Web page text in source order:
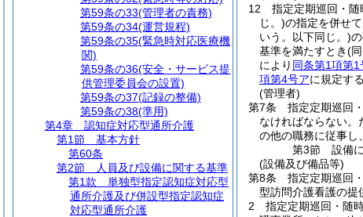
12
指定定期巡回・
じ。)の指定を併せ
いう。以下同じ。)
基準を満たすとき(
により 同条第1項第1
項第4号アに規定す
(管理者)
第7条
指定定期巡回
なければならない。
の他の職務に従事し
第3節
設備
(設備及び備品等)
第8条
指定定期巡回
型訪問介護看護の提
2
指定定期巡回・随
第59条の33(管理者の責務)
第59条の34(運営規程)
第59条の35(緊急時対応医療機
関)
第59条の36(安全・サービス提
供管理委員会の設置)
第59条の37(記録の整備)
第59条の38(準用)
第4章
認知症対応型通所介護
第1節
基本方針
第60条
第2節
人員及び設備に関する基準
第1款
単独型指定認知症対応型
通所介護及び併設型指定認知症
対応型通所介護